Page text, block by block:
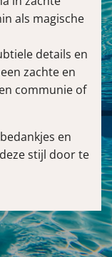
als magische
details en
zachte en
communie of
en
stijl door te